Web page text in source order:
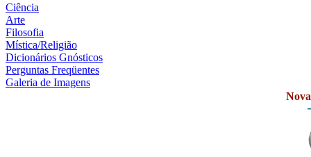
Ciência
Arte
Filosofia
Mística/Religião
Dicionários Gnósticos
Perguntas Freqüentes
Galeria de Imagens